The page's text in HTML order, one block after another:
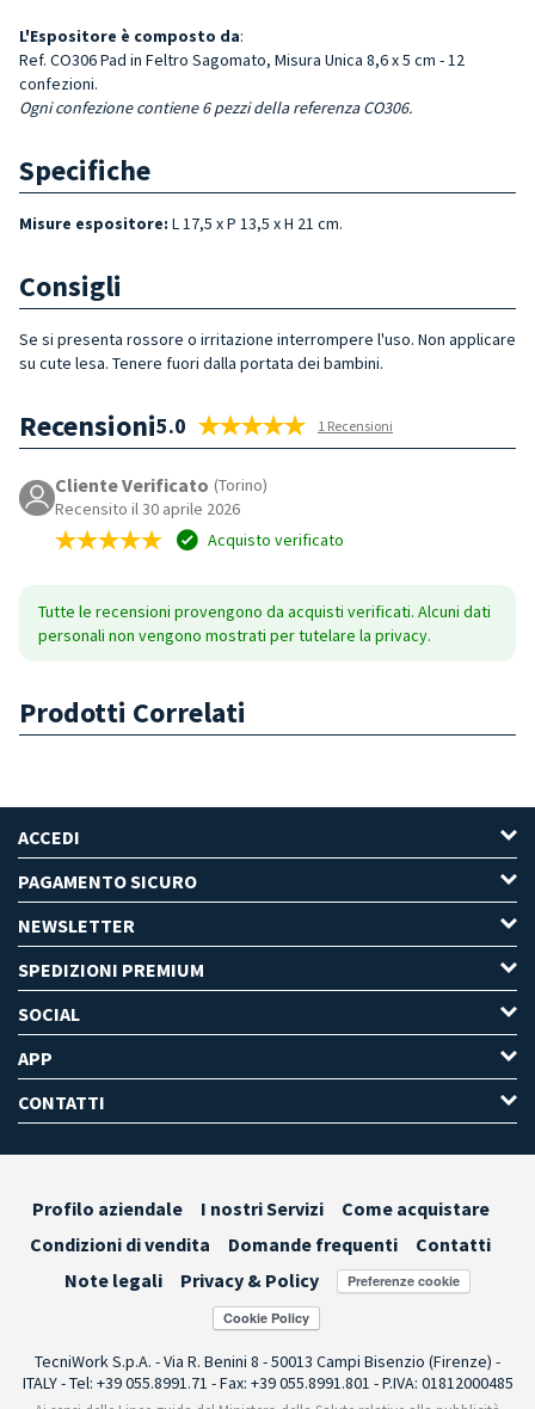
L'Espositore è composto da:
Ref. CO306 Pad in Feltro Sagomato, Misura Unica 8,6 x 5 cm - 12
confezioni.
Ogni confezione contiene 6 pezzi della referenza CO306.
Specifiche
Misure espositore: L 17,5 x P 13,5 x H 21 cm.
Consigli
Se si presenta rossore o irritazione interrompere l'uso. Non applicare
su cute lesa. Tenere fuori dalla portata dei bambini.
Recensioni5.0 1 Recensioni
Cliente Verificato (Torino)
Recensito il 30 aprile 2026
Acquisto verificato
Tutte le recensioni provengono da acquisti verificati. Alcuni dati
personali non vengono mostrati per tutelare la privacy.
Prodotti Correlati
ACCEDI
PAGAMENTO SICURO
NEWSLETTER
SPEDIZIONI PREMIUM
SOCIAL
APP
CONTATTI
Profilo aziendale I nostri Servizi
Come acquistare
Condizioni di vendita
Domande frequenti
Contatti
Note legali
Privacy & Policy Preferenze cookie
TecniWork S.p.A. - Via R. Benini 8 - 50013 Campi Bisenzio (Firenze) -
ITALY - Tel: +39 055.8991.71 - Fax: +39 055.8991.801 - P.IVA: 01812000485